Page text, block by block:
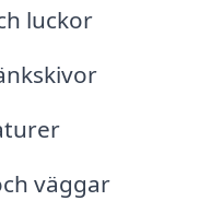
luckor
väggar